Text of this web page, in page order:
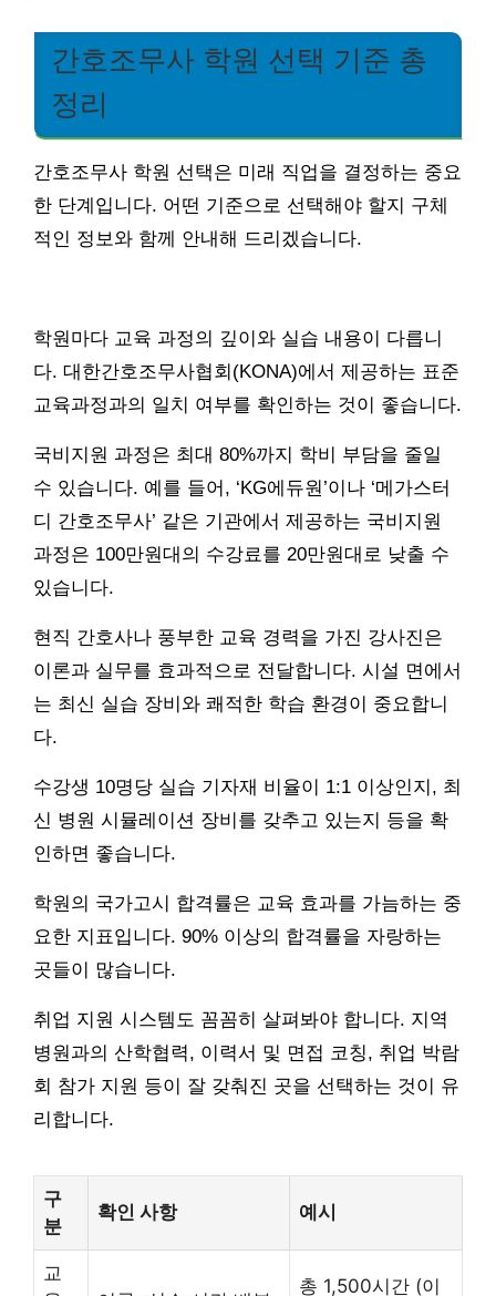
간호조무사 학원 선택 기준 총
정리
간호조무사 학원 선택은 미래 직업을 결정하는 중요
한 단계입니다. 어떤 기준으로 선택해야 할지 구체
적인 정보와 함께 안내해 드리겠습니다.
학원마다 교육 과정의 깊이와 실습 내용이 다릅니
다. 대한간호조무사협회(KONA)에서 제공하는 표준
교육과정과의 일치 여부를 확인하는 것이 좋습니다.
국비지원 과정은 최대 80%까지 학비 부담을 줄일
수 있습니다. 예를 들어, ‘KG에듀원’이나 ‘메가스터
디 간호조무사’ 같은 기관에서 제공하는 국비지원
과정은 100만원대의 수강료를 20만원대로 낮출 수
있습니다.
현직 간호사나 풍부한 교육 경력을 가진 강사진은
이론과 실무를 효과적으로 전달합니다. 시설 면에서
는 최신 실습 장비와 쾌적한 학습 환경이 중요합니
다.
수강생 10명당 실습 기자재 비율이 1:1 이상인지, 최
신 병원 시뮬레이션 장비를 갖추고 있는지 등을 확
인하면 좋습니다.
학원의 국가고시 합격률은 교육 효과를 가늠하는 중
요한 지표입니다. 90% 이상의 합격률을 자랑하는
곳들이 많습니다.
취업 지원 시스템도 꼼꼼히 살펴봐야 합니다. 지역
병원과의 산학협력, 이력서 및 면접 코칭, 취업 박람
회 참가 지원 등이 잘 갖춰진 곳을 선택하는 것이 유
리합니다.
구
분
확인 사항 예시
교
총 1,500시간 (이